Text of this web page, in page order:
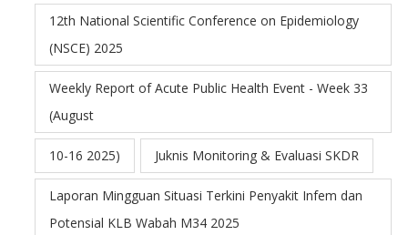
12th National Scientific Conference on Epidemiology
(NSCE) 2025
Weekly Report of Acute Public Health Event - Week 33
(August
10-16 2025) Juknis Monitoring & Evaluasi SKDR
Laporan Mingguan Situasi Terkini Penyakit Infem dan
Potensial KLB Wabah M34 2025